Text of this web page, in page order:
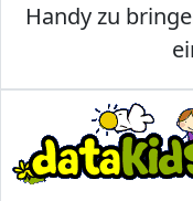
Handy zu